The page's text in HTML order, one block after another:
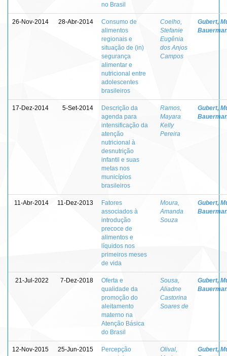
no Brasil
26-Nov-2014 28-Abr-2014
Consumo de
alimentos
regionais e
situação de (in)
segurança
alimentar e
nutricional entre
adolescentes
brasileiros
Coelho,
Stefanie
Eugênia
dos Anjos
Campos
Gubert,
17-Dez-2014 5-Set-2014
Descrição da
agenda para
intensificação da
atenção
nutricional à
desnutrição
infantil e suas
metas nos
municípios
brasileiros
Ramos,
Mayara
Kelly
Pereira
Gubert,
11-Abr-2014 11-Dez-2013
Fatores
associados à
introdução
precoce de
alimentos e
líquidos nos
primeiros meses
de vida
Moura,
Amanda
Souza
Gubert,
21-Jul-2022 7-Dez-2018
Oferta e
qualidade da
promoção do
aleitamento
materno na
Atenção Básica
do Brasil
Sousa,
Aliadne
Castorina
Soares de
Gubert,
12-Nov-2015 25-Jun-2015
Percepção
Olival,
Gubert,